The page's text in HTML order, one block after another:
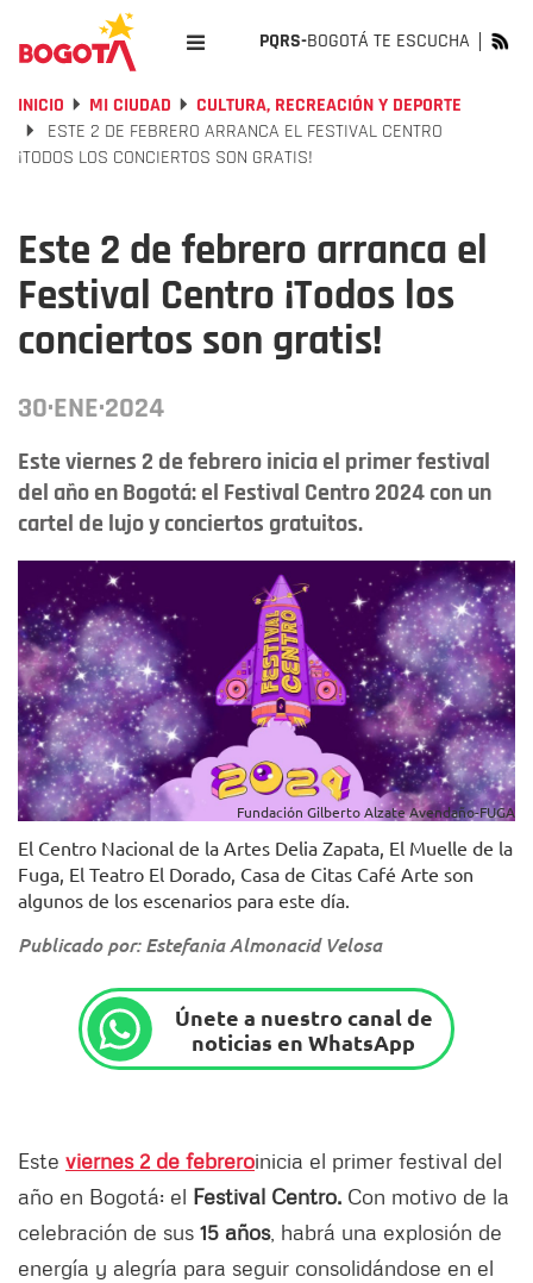
PQRS-BOGOTÁ TE ESCUCHA
INICIO MI CIUDAD
CULTURA, RECREACIÓN Y DEPORTE
ESTE 2 DE FEBRERO ARRANCA EL FESTIVAL CENTRO
¡TODOS LOS CONCIERTOS SON GRATIS!
Este 2 de febrero arranca el
Festival Centro ¡Todos los
conciertos son gratis!
30·ENE·2024
Este viernes 2 de febrero inicia el primer festival
del año en Bogotá: el Festival Centro 2024 con un
cartel de lujo y conciertos gratuitos.
Fundación Gilberto Alzate Avendaño-FUGA
El Centro Nacional de la Artes Delia Zapata, El Muelle de la
Fuga, El Teatro El Dorado, Casa de Citas Café Arte son
algunos de los escenarios para este día.
Publicado por: Estefania Almonacid Velosa
Únete a nuestro canal de
noticias en WhatsApp
Este viernes 2 de febreroinicia el primer festival del
año en Bogotá: el Festival Centro. Con motivo de la
celebración de sus 15 años, habrá una explosión de
energía y alegría para seguir consolidándose en el